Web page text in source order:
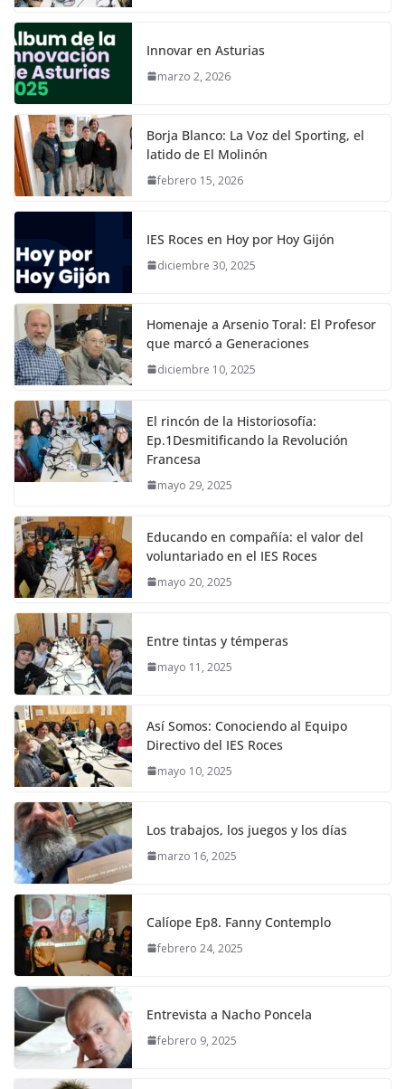
Innovar en Asturias
marzo 2, 2026
Borja Blanco: La Voz del Sporting, el
latido de El Molinón
febrero 15, 2026
IES Roces en Hoy por Hoy Gijón
diciembre 30, 2025
Homenaje a Arsenio Toral: El Profesor
que marcó a Generaciones
diciembre 10, 2025
El rincón de la Historiosofía:
Ep.1Desmitificando la Revolución
Francesa
mayo 29, 2025
Educando en compañía: el valor del
voluntariado en el IES Roces
mayo 20, 2025
Entre tintas y témperas
mayo 11, 2025
Así Somos: Conociendo al Equipo
Directivo del IES Roces
mayo 10, 2025
Los trabajos, los juegos y los días
marzo 16, 2025
Calíope Ep8. Fanny Contemplo
febrero 24, 2025
Entrevista a Nacho Poncela
febrero 9, 2025